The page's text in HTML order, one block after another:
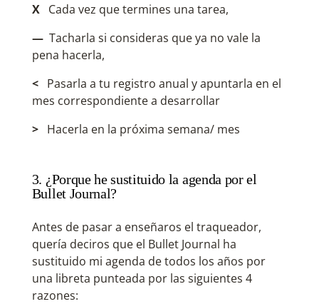
XCada vez que termines una tarea,
—Tacharla si consideras que ya no vale la
pena hacerla,
<Pasarla a tu registro anual y apuntarla en el
mes correspondiente a desarrollar
>Hacerla en la próxima semana/ mes
3. ¿Porque he sustituido la agenda por el
Bullet Journal?
Antes de pasar a enseñaros el traqueador,
quería deciros que el Bullet Journal ha
sustituido mi agenda de todos los años por
una libreta punteada por las siguientes 4
razones: